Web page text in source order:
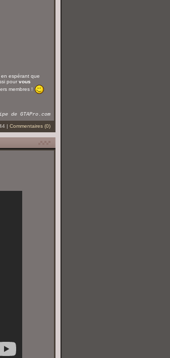
, en espérant que
pour vous
membres !
de GTAPro.com
| Commentaires (0)